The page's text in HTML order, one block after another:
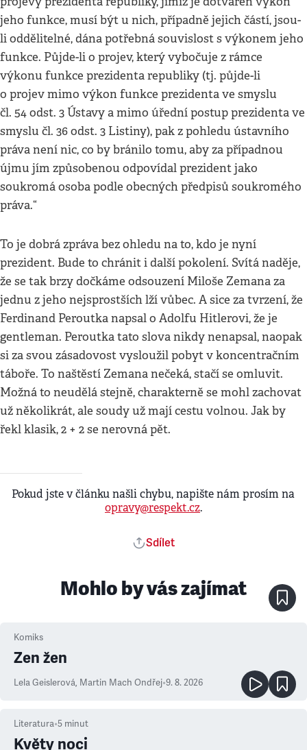
jeho funkce, musí být u nich, případně jejich částí, jsou-
li oddělitelné, dána potřebná souvislost s výkonem jeho
funkce. Půjde-li o projev, který vybočuje z rámce
výkonu funkce prezidenta republiky (tj. půjde-li
o projev mimo výkon funkce prezidenta ve smyslu
čl. 54 odst. 3 Ústavy a mimo úřední postup prezidenta ve
smyslu čl. 36 odst. 3 Listiny), pak z pohledu ústavního
práva není nic, co by bránilo tomu, aby za případnou
újmu jím způsobenou odpovídal prezident jako
soukromá osoba podle obecných předpisů soukromého
práva.“
To je dobrá zpráva bez ohledu na to, kdo je nyní
prezident. Bude to chránit i další pokolení. Svítá naděje,
že se tak brzy dočkáme odsouzení Miloše Zemana za
jednu z jeho nejsprostších lží vůbec. A sice za tvrzení, že
Ferdinand Peroutka napsal o Adolfu Hitlerovi, že je
gentleman. Peroutka tato slova nikdy nenapsal, naopak
si za svou zásadovost vysloužil pobyt v koncentračním
táboře. To naštěstí Zemana nečeká, stačí se omluvit.
Možná to neudělá stejně, charakterně se mohl zachovat
už několikrát, ale soudy už mají cestu volnou. Jak by
řekl klasik, 2 + 2 se nerovná pět.
Pokud jste v článku našli chybu, napište nám prosím na
opravy@respekt.cz.
Sdílet
Mohlo by vás zajímat
Komiks
Zen žen
Lela Geislerová, Martin Mach Ondřej•9. 8. 2026
Literatura•5 minut
Květy noci